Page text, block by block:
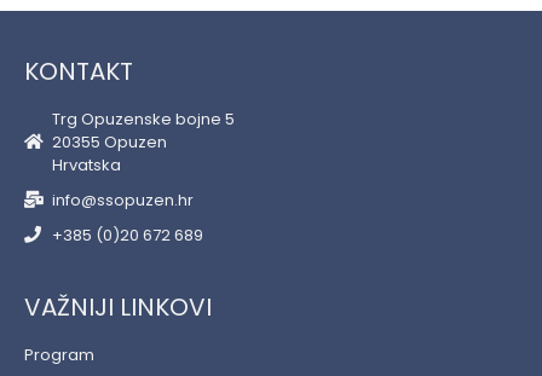
KONTAKT
Trg Opuzenske bojne 5
20355 Opuzen
Hrvatska
info@ssopuzen.hr
+385 (0)20 672 689
VAŽNIJI LINKOVI
Program